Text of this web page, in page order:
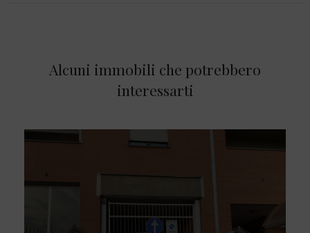
Alcuni immobili che potrebbero
interessarti